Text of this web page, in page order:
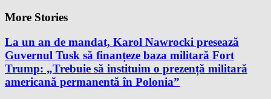
More Stories
La un an de mandat, Karol Nawrocki presează
Guvernul Tusk să finanțeze baza militară Fort
Trump: „Trebuie să instituim o prezență militară
americană permanentă în Polonia”